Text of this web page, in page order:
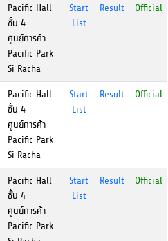
Pacific Hall
ชั้น 4
ศูนย์การค้า
Pacific Park
Si Racha
Start
List
Result Official
Pacific Hall
ชั้น 4
ศูนย์การค้า
Pacific Park
Si Racha
Start
List
Result Official
Pacific Hall
ชั้น 4
ศูนย์การค้า
Pacific Park
Start
List
Result Official